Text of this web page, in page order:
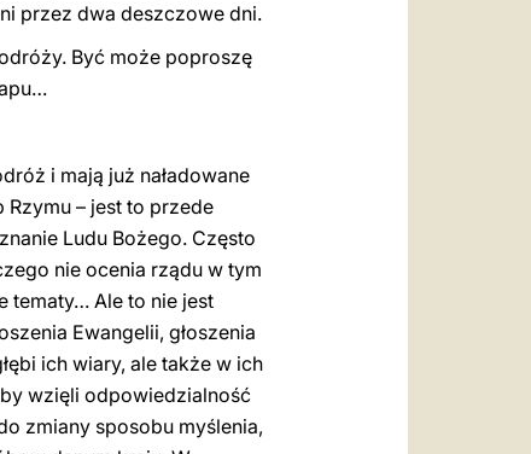
przez dwa deszczowe dni.
Być może poproszę
i mają już naładowane
– jest to przede
Ludu Bożego. Często
nie ocenia rządu w tym
tematy… Ale to nie jest
Ewangelii, głoszenia
ich wiary, ale także w ich
wzięli odpowiedzialność
zmiany sposobu myślenia,